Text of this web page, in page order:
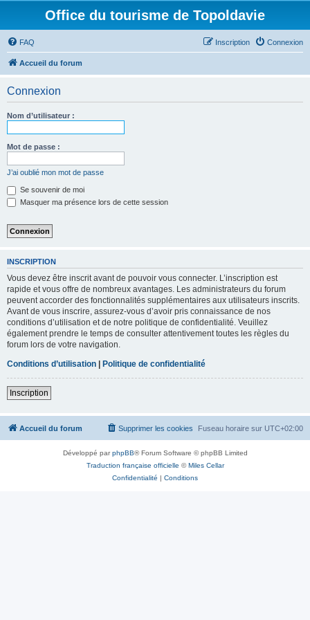
Office du tourisme de Topoldavie
FAQ Connexion
Inscription
Accueil du forum
Connexion
Nom d’utilisateur :
Mot de passe :
J’ai oublié mon mot de passe
Se souvenir de moi
Masquer ma présence lors de cette session
INSCRIPTION
Vous devez être inscrit avant de pouvoir vous connecter. L’inscription est
rapide et vous offre de nombreux avantages. Les administrateurs du forum
peuvent accorder des fonctionnalités supplémentaires aux utilisateurs inscrits.
Avant de vous inscrire, assurez-vous d’avoir pris connaissance de nos
conditions d’utilisation et de notre politique de confidentialité. Veuillez
également prendre le temps de consulter attentivement toutes les règles du
forum lors de votre navigation.
Conditions d’utilisation | Politique de confidentialité
Inscription
Accueil du forum Fuseau horaire sur UTC+02:00
Supprimer les cookies
Développé parphpBB® Forum Software © phpBB Limited
Traduction française officielle ©Miles Cellar
Confidentialité | Conditions